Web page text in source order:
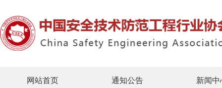
网站首页 通知公告 新闻中